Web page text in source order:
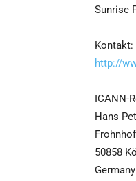
Sunrise
Kontakt:
http://
ICANN-
Hans
50858
Germany